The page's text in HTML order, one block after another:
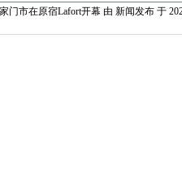
门市在原宿Lafort开幕 由 新闻发布 于